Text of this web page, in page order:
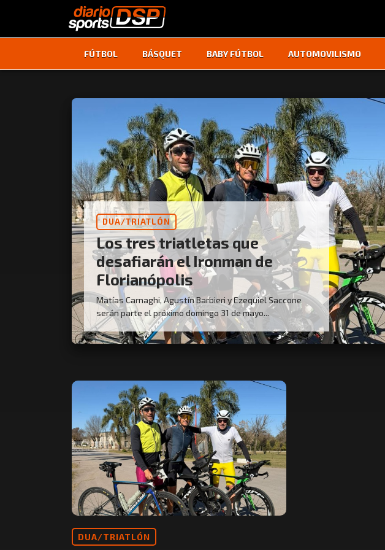
FÚTBOL BÁSQUET BABY FÚTBOL AUTOMOVILISMO
DUA/TRIATLÓN
Los tres triatletas que
desafiarán el Ironman de
Florianópolis
Matías Carnaghi, Agustín Barbieri y Ezequiel Saccone
serán parte el próximo domingo 31 de mayo...
DUA/TRIATLÓN